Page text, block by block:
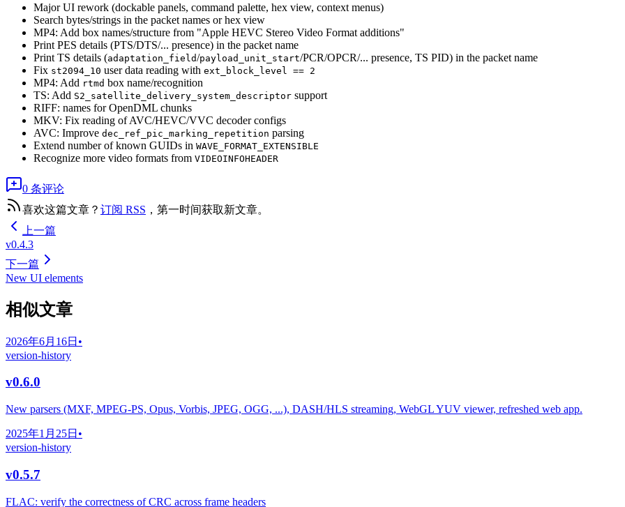
Major UI rework (dockable panels, command palette, hex view, context menus)
Search bytes/strings in the packet names or hex view
MP4: Add box names/structure from "Apple HEVC Stereo Video Format additions"
Print PES details (PTS/DTS/... presence) in the packet name
Print TS details (adaptation_field/payload_unit_start/PCR/OPCR/... presence, TS PID) in the packet name
Fix st2094_10 user data reading with ext_block_level == 2
MP4: Add rtmd box name/recognition
TS: Add S2_satellite_delivery_system_descriptor support
RIFF: names for OpenDML chunks
MKV: Fix reading of AVC/HEVC/VVC decoder configs
AVC: Improve dec_ref_pic_marking_repetition parsing
Extend number of known GUIDs in WAVE_FORMAT_EXTENSIBLE
Recognize more video formats from VIDEOINFOHEADER
0 条评论
喜欢这篇文章？ 订阅 RSS ，第一时间获取新文章。
上一篇
v0.4.3
下一篇
New UI elements
相似文章
2026年6月16日 •
version-history
v0.6.0
New parsers (MXF, MPEG-PS, Opus, Vorbis, JPEG, OGG, ...), DASH/HLS streaming, WebGL YUV viewer, refreshed web app.
2025年1月25日 •
version-history
v0.5.7
FLAC: verify the correctness of CRC across frame headers